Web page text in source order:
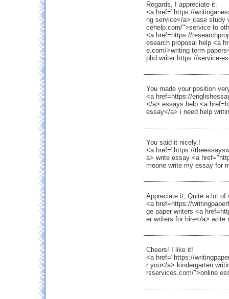
Regards, I appreciate it.
<a href="https://
ng service</a> case study
cehelp.com/">service to
<a href=https://
esearch proposal help <a
e.com/>writing term
phd writer https://service-
You made your position
<a href=https://
</a> essays help <a
essay</a> i need help
You said it nicely.!
<a href="https://
a> write essay <a
meone write my essay for
Appreciate it, Quite a lot of
<a href=https://
ge paper writers <a
er writers for hire</a> write
Cheers! I like it!
<a href="https://
r you</a> kindergarten
rsservices.com/">online